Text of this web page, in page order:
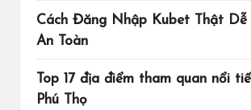
Cách Đăng Nhập Kubet Thật Dễ
An Toàn
Top 17 địa điểm tham quan nổi
Phú Thọ